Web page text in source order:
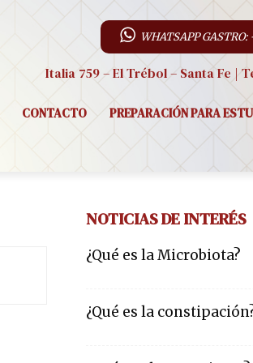
WHATSAPP GASTRO:
Italia 759 – El Trébol – Santa Fe |
CONTACTO PREPARACIÓN PARA
NOTICIAS DE INTERÉS
¿Qué es la Microbiota?
¿Qué es la